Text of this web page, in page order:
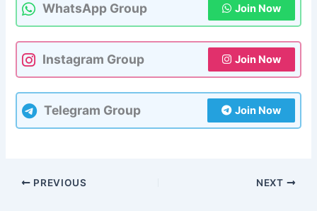
WhatsApp Group Join Now
Instagram Group Join Now
Telegram Group Join Now
PREVIOUS NEXT